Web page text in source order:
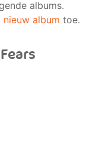
albums.
nieuw album toe.